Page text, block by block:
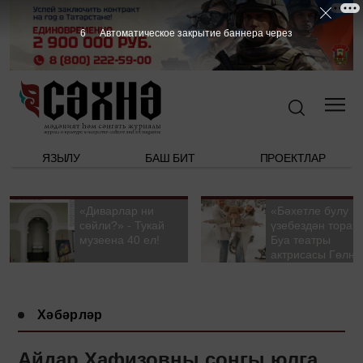
ЯЗЫЛУ БАШ БИТ ПРОЕКТЛАР
«Диварлар ни
сөйли?» - Тукай
музеена 40 ел!
«Бәхетле булу
үзебездән тора».
Буа театры
актрисасы
Хәбәрләр
5 Автоматическое закрытие баннера через